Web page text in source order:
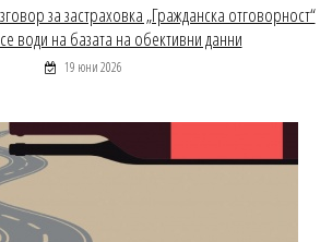
за застраховка „Гражданска отговорност“
води на базата на обективни данни
19 юни 2026